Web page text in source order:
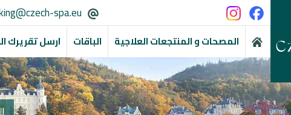
spa.eu
المصحات و المنتجعات العلاجية الباقات ارسل تقريرك